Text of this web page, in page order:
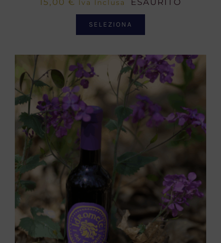
Iva Inclusa
SELEZIONA